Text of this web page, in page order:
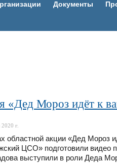
Документы
«Дед Мороз идёт к
2020 г.
областной акции «Дед Мороз
ЦСО» подготовили
выступили в роли Деда